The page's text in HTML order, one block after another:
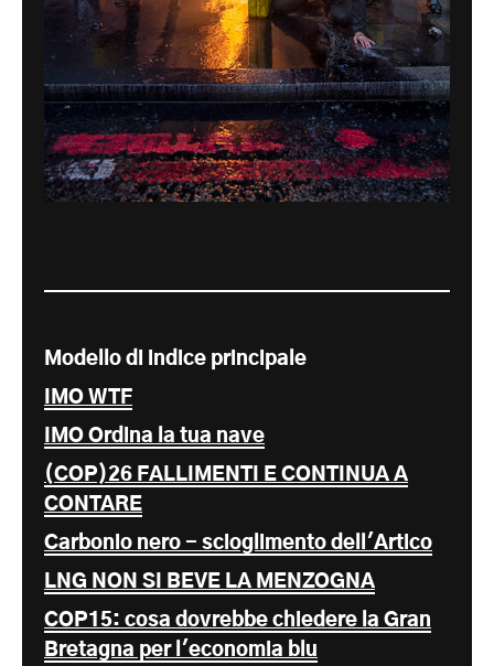
Modello di indice principale
IMO WTF
IMO Ordina la tua nave
(COP)26 FALLIMENTI E CONTINUA A
CONTARE
Carbonio nero - scioglimento dell'Artico
LNG NON SI BEVE LA MENZOGNA
COP15: cosa dovrebbe chiedere la Gran
Bretagna per l'economia blu